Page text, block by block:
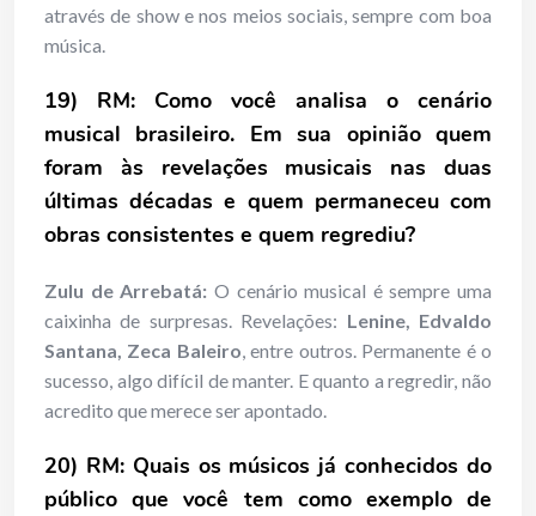
através de show e nos meios sociais, sempre com boa
música.
19) RM: Como você analisa o cenário
musical brasileiro. Em sua opinião quem
foram às revelações musicais nas duas
últimas décadas e quem permaneceu com
obras consistentes e quem regrediu?
Zulu de Arrebatá: O cenário musical é sempre uma
caixinha de surpresas. Revelações: Lenine, Edvaldo
Santana, Zeca Baleiro, entre outros. Permanente é o
sucesso, algo difícil de manter. E quanto a regredir, não
acredito que merece ser apontado.
20) RM: Quais os músicos já conhecidos do
público que você tem como exemplo de